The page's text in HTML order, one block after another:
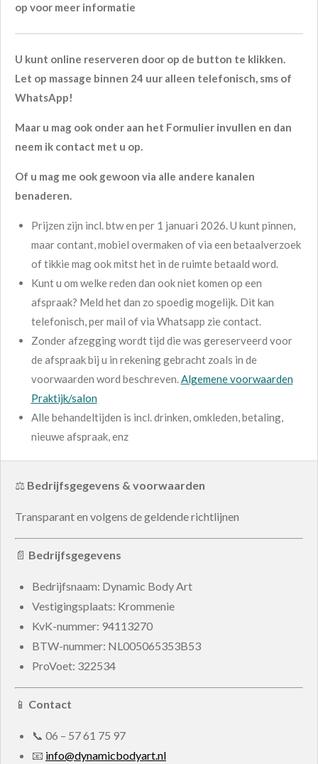
op voor meer informatie
U kunt online reserveren door op de button te klikken.
Let op massage binnen 24 uur alleen telefonisch, sms of
WhatsApp!
Maar u mag ook onder aan het Formulier invullen en dan
neem ik contact met u op.
Of u mag me ook gewoon via alle andere kanalen
benaderen.
Prijzen zijn incl. btw en per 1 januari 2026. U kunt pinnen,
maar contant, mobiel overmaken of via een betaalverzoek
of tikkie mag ook mitst het in de ruimte betaald word.
Kunt u om welke reden dan ook niet komen op een
afspraak? Meld het dan zo spoedig mogelijk. Dit kan
telefonisch, per mail of via Whatsapp zie contact.
Zonder afzegging wordt tijd die was gereserveerd voor
de afspraak bij u in rekening gebracht zoals in de
voorwaarden word beschreven.Algemene voorwaarden
Praktijk/salon
Alle behandeltijden is incl. drinken, omkleden, betaling,
nieuwe afspraak, enz
⚖️ Bedrijfsgegevens & voorwaarden
Transparant en volgens de geldende richtlijnen
📄 Bedrijfsgegevens
Bedrijfsnaam: Dynamic Body Art
Vestigingsplaats: Krommenie
KvK-nummer: 94113270
BTW-nummer: NL005065353B53
ProVoet: 322534
📱 Contact
📞 06 – 57 61 75 97
📧 info@dynamicbodyart.nl